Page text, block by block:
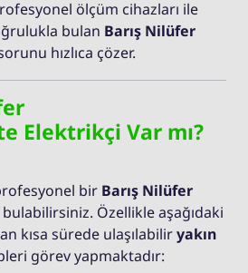
ölçüm cihazları ile
bulan Barış Nilüfer
hızlıca çözer.
Elektrikçi Var mı?
bir Barış Nilüfer
bulabilirsiniz. Özellikle aşağıdaki
kısa sürede ulaşılabiliryakın
görev yapmaktadır: